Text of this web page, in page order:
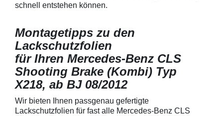
schnell entstehen können.
Montagetipps zu den
Lackschutzfolien
für Ihren Mercedes-Benz CLS
Shooting Brake (Kombi) Typ
X218, ab BJ 08/2012
Wir bieten Ihnen passgenau gefertigte
Lackschutzfolien für fast alle Mercedes-Benz CLS